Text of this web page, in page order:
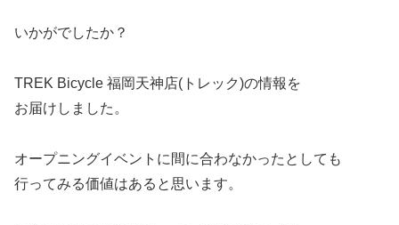
いかがでしたか？
TREK Bicycle 福岡天神店(トレック)の情報を
お届けしました。
オープニングイベントに間に合わなかったとしても
行ってみる価値はあると思います。